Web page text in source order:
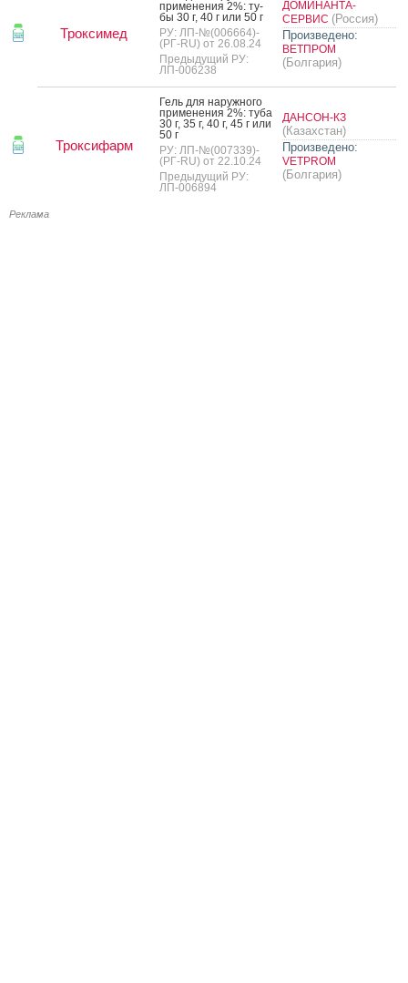
Троксимед
при­мене­ния 2%: ту­
бы 30 г, 40 г или 50 г
РУ: ЛП-№(006664)-
(РГ-RU) от 26.08.24
Предыдущий РУ:
ЛП-006238
ДОМИНАНТА-
СЕРВИС (Россия)
Произведено:
ВЕТПРОМ
(Болгария)
Троксифарм
Гель для на­руж­но­го
при­мене­ния 2%: ту­ба
30 г, 35 г, 40 г, 45 г или
50 г
РУ: ЛП-№(007339)-
(РГ-RU) от 22.10.24
Предыдущий РУ:
ЛП-006894
ДАНСОН-КЗ
(Казахстан)
Произведено:
VETPROM
(Болгария)
Реклама